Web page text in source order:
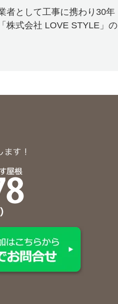
者として工事に携わり30年
株式会社 LOVE STYLE」の